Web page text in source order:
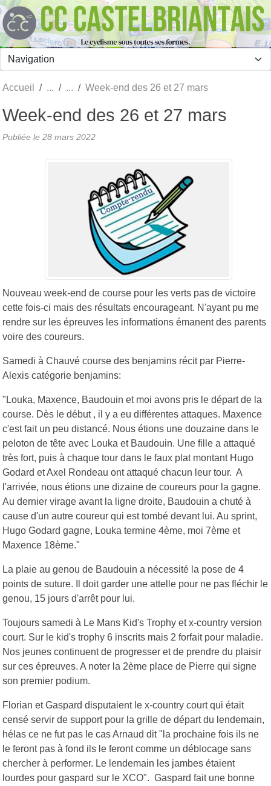
Accueil Week-end des 26 et 27 mars
Week-end des 26 et 27 mars
Publiée le 28 mars 2022
Nouveau week-end de course pour les verts pas de victoire
cette fois-ci mais des résultats encourageant. N'ayant pu me
rendre sur les épreuves les informations émanent des parents
voire des coureurs.
Samedi à Chauvé course des benjamins récit par Pierre-
Alexis catégorie benjamins:
"Louka, Maxence, Baudouin et moi avons pris le départ de la
course. Dès le début , il y a eu différentes attaques. Maxence
c'est fait un peu distancé. Nous étions une douzaine dans le
peloton de tête avec Louka et Baudouin. Une fille a attaqué
très fort, puis à chaque tour dans le faux plat montant Hugo
Godard et Axel Rondeau ont attaqué chacun leur tour. A
l'arrivée, nous étions une dizaine de coureurs pour la gagne.
Au dernier virage avant la ligne droite, Baudouin a chuté à
cause d'un autre coureur qui est tombé devant lui. Au sprint,
Hugo Godard gagne, Louka termine 4ème, moi 7ème et
Maxence 18ème."
La plaie au genou de Baudouin a nécessité la pose de 4
points de suture. Il doit garder une attelle pour ne pas fléchir le
genou, 15 jours d'arrêt pour lui.
Toujours samedi à Le Mans Kid's Trophy et x-country version
court. Sur le kid's trophy 6 inscrits mais 2 forfait pour maladie.
Nos jeunes continuent de progresser et de prendre du plaisir
sur ces épreuves. A noter la 2ème place de Pierre qui signe
son premier podium.
Florian et Gaspard disputaient le x-country court qui était
censé servir de support pour la grille de départ du lendemain,
hélas ce ne fut pas le cas Arnaud dit "la prochaine fois ils ne
le feront pas à fond ils le feront comme un déblocage sans
chercher à performer. Le lendemain les jambes étaient
lourdes pour gaspard sur le XCO". Gaspard fait une bonne
Panneau de gestion des cookies